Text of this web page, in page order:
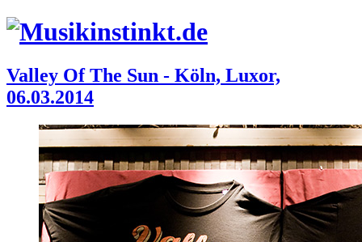
Valley Of The Sun - Köln, Luxor,
06.03.2014